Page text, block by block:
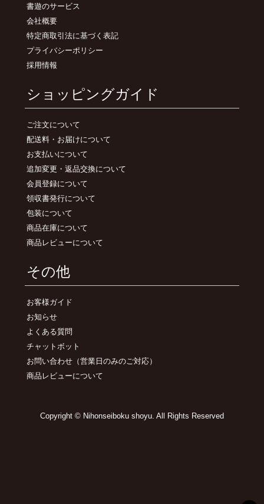
書遊のサービス
会社概要
特定商取引法に基づく表記
プライバシーポリシー
採用情報
ショッピングガイド
ご注文について
配送料・お届けについて
お支払いについて
追加変更・返品交換について
会員登録について
領収書発行について
包装について
商品在庫について
商品レビューについて
その他
お客様ガイド
お知らせ
よくある質問
チャットボット
お問い合わせ （営業日のみのご対応）
商品レビューについて
Copyright © Nihonseiboku shoyu. All Rights Reserved